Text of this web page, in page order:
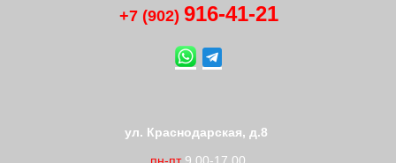
+7 (902) 916-41-21
ул. Краснодарская, д.8